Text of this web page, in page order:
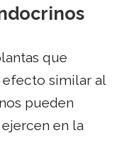
que
similar al
pueden
en la